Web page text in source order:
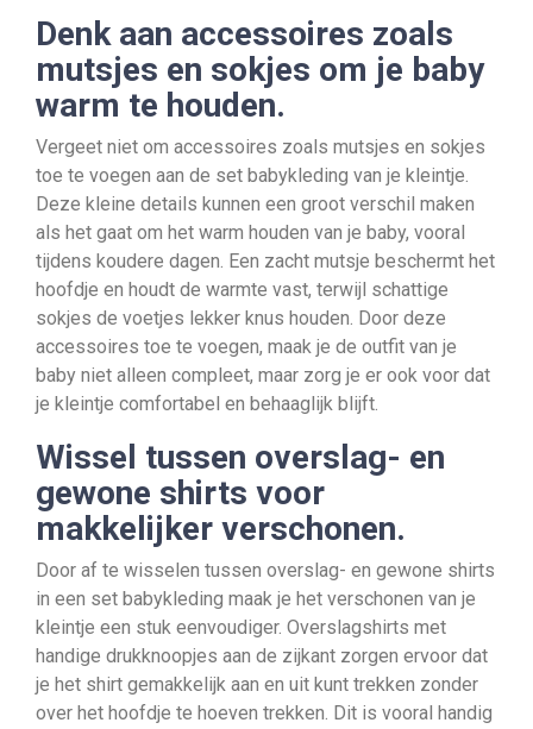
Denk aan accessoires zoals
mutsjes en sokjes om je baby
warm te houden.
Vergeet niet om accessoires zoals mutsjes en sokjes
toe te voegen aan de set babykleding van je kleintje.
Deze kleine details kunnen een groot verschil maken
als het gaat om het warm houden van je baby, vooral
tijdens koudere dagen. Een zacht mutsje beschermt het
hoofdje en houdt de warmte vast, terwijl schattige
sokjes de voetjes lekker knus houden. Door deze
accessoires toe te voegen, maak je de outfit van je
baby niet alleen compleet, maar zorg je er ook voor dat
je kleintje comfortabel en behaaglijk blijft.
Wissel tussen overslag- en
gewone shirts voor
makkelijker verschonen.
Door af te wisselen tussen overslag- en gewone shirts
in een set babykleding maak je het verschonen van je
kleintje een stuk eenvoudiger. Overslagshirts met
handige drukknoopjes aan de zijkant zorgen ervoor dat
je het shirt gemakkelijk aan en uit kunt trekken zonder
over het hoofdje te hoeven trekken. Dit is vooral handig